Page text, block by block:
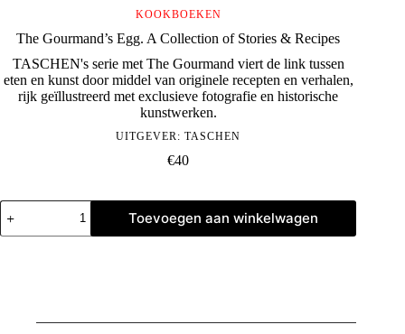
KOOKBOEKEN
The Gourmand’s Egg. A Collection of Stories & Recipes
TASCHEN's serie met The Gourmand viert de link tussen
eten en kunst door middel van originele recepten en verhalen,
rijk geïllustreerd met exclusieve fotografie en historische
kunstwerken.
UITGEVER:TASCHEN
€40
The
Gourmand's
Egg.
Toevoegen aan winkelwagen